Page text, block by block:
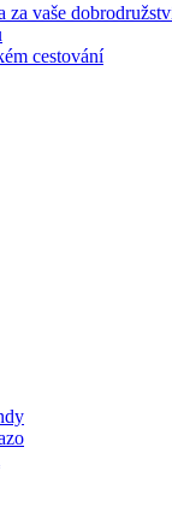
za vaše
cestování